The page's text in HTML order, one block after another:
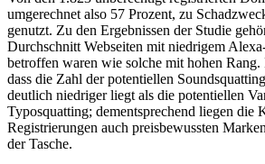
umgerechnet also 57 Prozent, zu
genutzt. Zu den Ergebnissen der Studie
Durchschnitt Webseiten mit niedrigem
betroffen waren wie solche mit hohen
dass die Zahl der potentiellen
deutlich niedriger liegt als die potentiellen
Typosquatting; dementsprechend liegen die
Registrierungen auch preisbewussten
der Tasche.